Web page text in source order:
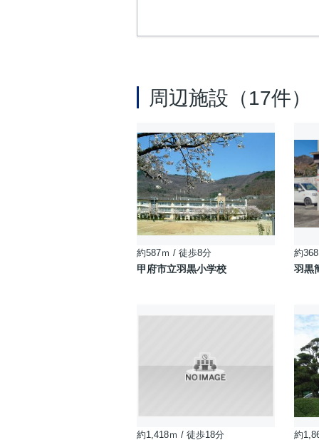
周辺施設（17件）
約587ｍ / 徒歩8分
甲府市立羽黒小学校
約
羽黒
約1,418ｍ / 徒歩18分 約